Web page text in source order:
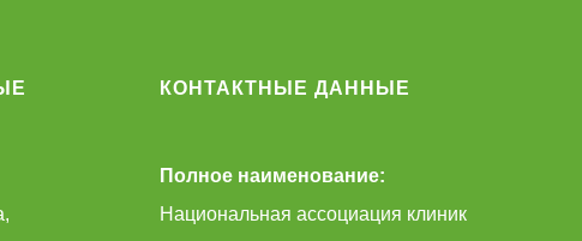
КОНТАКТНЫЕ ДАННЫЕ
Полное наименование:
Национальная ассоциация клиник